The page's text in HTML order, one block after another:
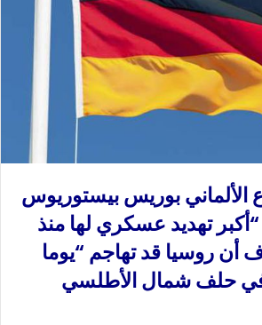
ل
ك
ت
ر
و
ن
ا
الألماني بوريس بيستوريوس
“أكبر تهديد عسكري لها منذ
أن روسيا قد تهاجم “يوما
حلف شمال الأطلسي